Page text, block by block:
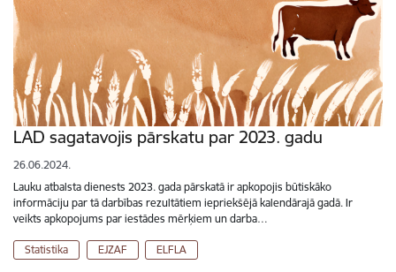
LAD sagatavojis pārskatu par 2023. gadu
26.06.2024.
Lauku atbalsta dienests 2023. gada pārskatā ir apkopojis būtiskāko
informāciju par tā darbības rezultātiem iepriekšējā kalendārajā gadā. Ir
veikts apkopojums par iestādes mērķiem un darba…
Statistika EJZAF ELFLA